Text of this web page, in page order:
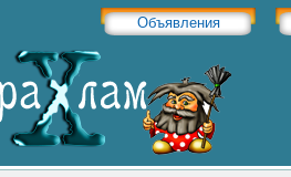
Объявления